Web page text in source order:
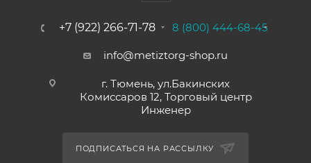
+7 (922) 266-71-78 8 (800) 444-68-45
info@metiztorg-shop.ru
г. Тюмень, ул.Бакинских
Комиссаров 12, Торговый центр
Инженер
ПОДПИСАТЬСЯ НА РАССЫЛКУ